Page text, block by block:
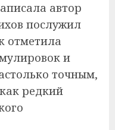
автор
послужил
отметила
и
точным,
редкий